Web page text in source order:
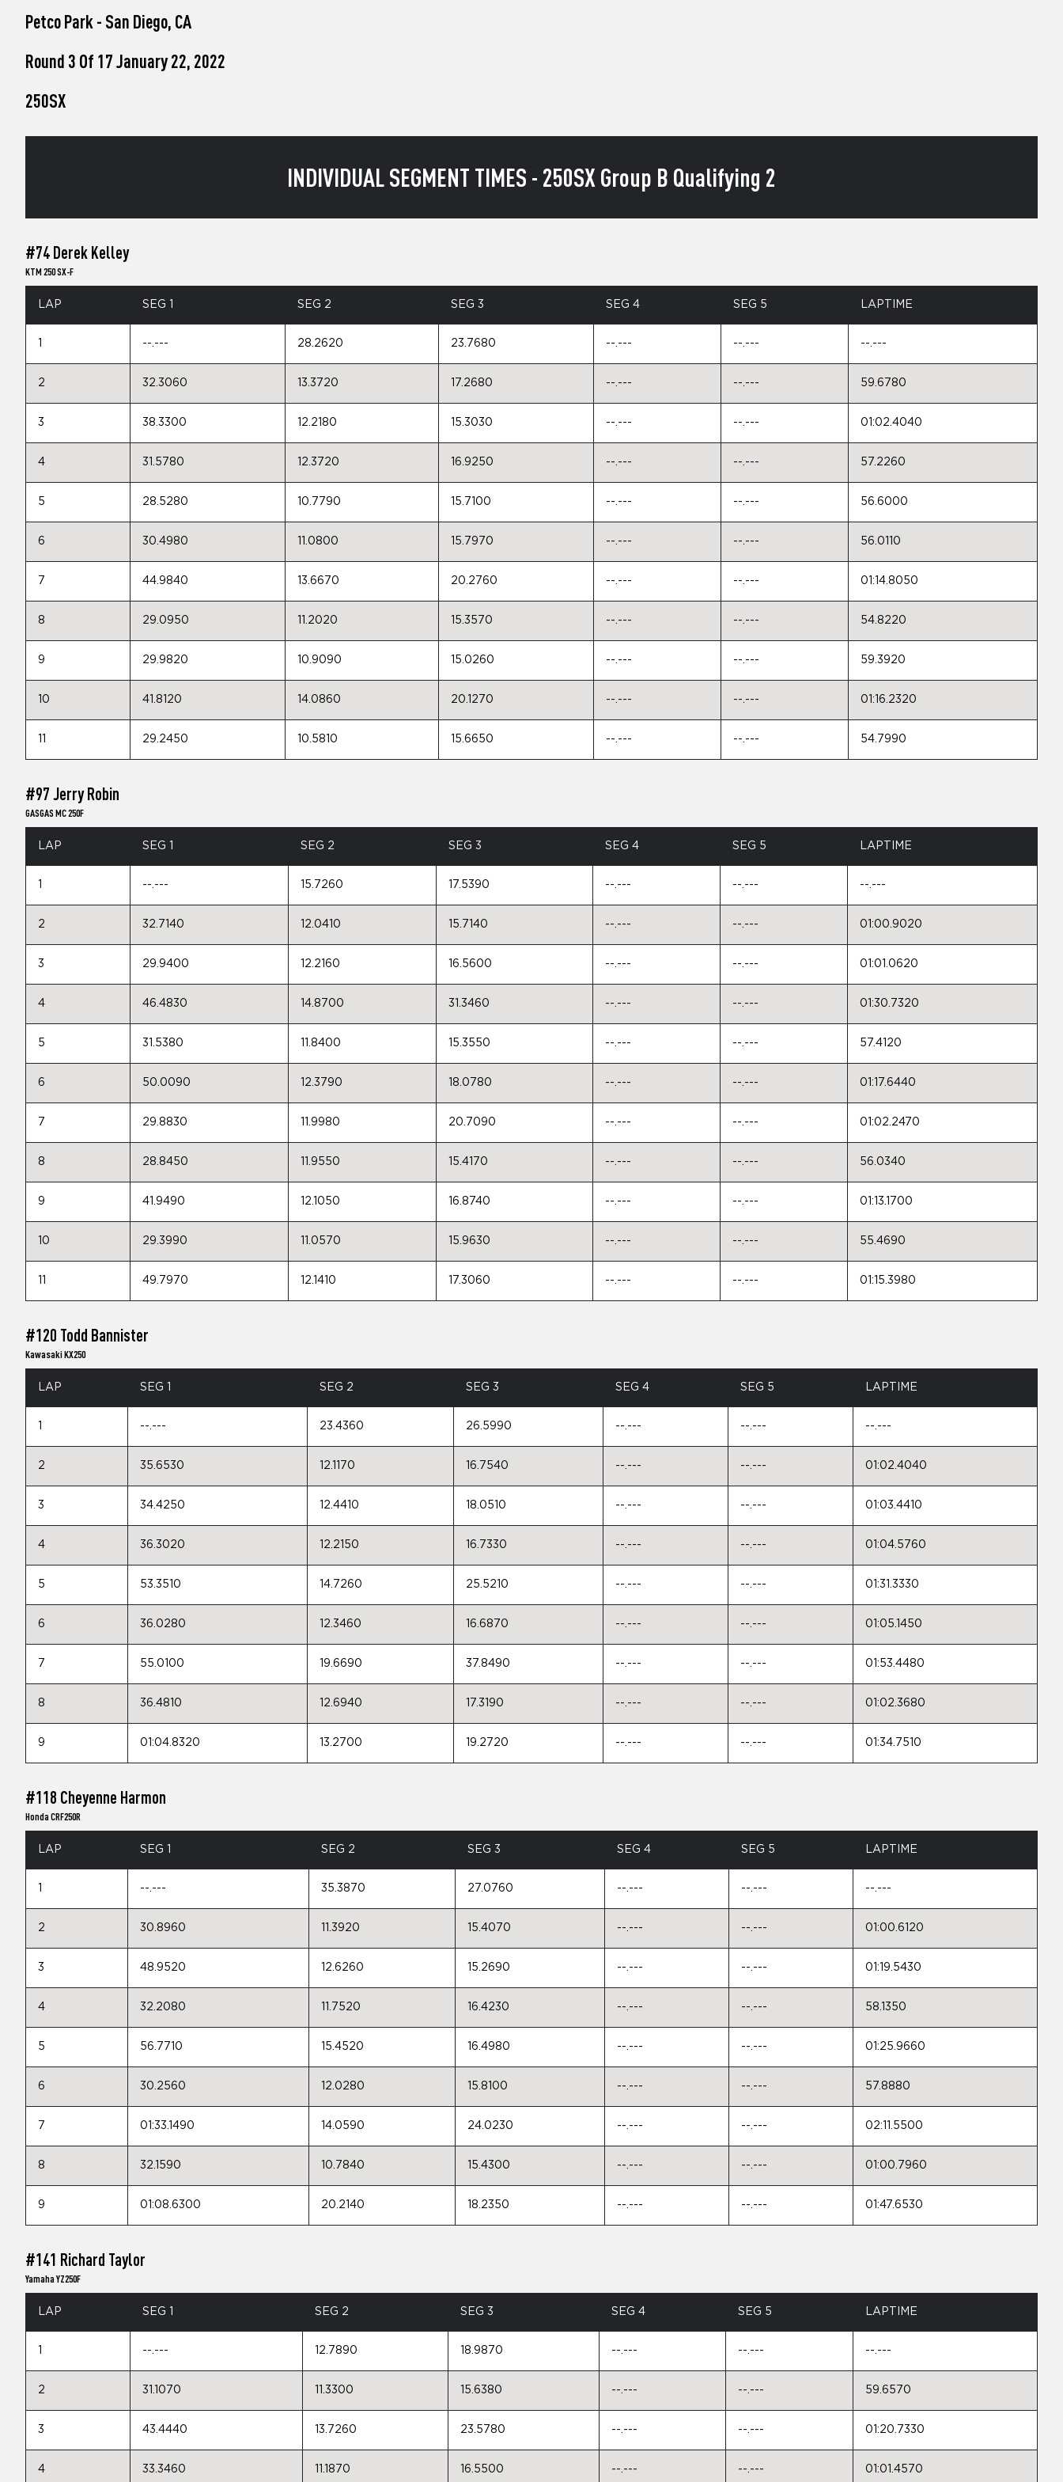
screen
Press
Petco Park - San Diego, CA
Round 3 Of 17 January 22, 2022
250SX
INDIVIDUAL SEGMENT TIMES - 250SX Group B Qualifying 2
#74 Derek Kelley
KTM 250 SX-F
LAP SEG 1 SEG 2 SEG 3 SEG 4 SEG 5 LAPTIME
--.--- 28.2620 23.7680 --.--- --.--- --.---
2 32.3060 13.3720 17.2680 --.--- --.--- 59.6780
3 38.3300 12.2180 15.3030 --.--- --.--- 01:02.4040
4 31.5780 12.3720 16.9250 --.--- --.--- 57.2260
5 28.5280 10.7790 15.7100 --.--- --.--- 56.6000
6 30.4980 11.0800 15.7970 --.--- --.--- 56.0110
7 44.9840 13.6670 20.2760 --.--- --.--- 01:14.8050
8 29.0950 11.2020 15.3570 --.--- --.--- 54.8220
9 29.9820 10.9090 15.0260 --.--- --.--- 59.3920
10 41.8120 14.0860 20.1270 --.--- --.--- 01:16.2320
29.2450 10.5810 15.6650 --.--- --.--- 54.7990
#97 Jerry Robin
GASGAS MC 250F
LAP SEG 1 SEG 2 SEG 3 SEG 4 SEG 5 LAPTIME
--.--- 15.7260 17.5390 --.--- --.--- --.---
2 32.7140 12.0410 15.7140 --.--- --.--- 01:00.9020
3 29.9400 12.2160 16.5600 --.--- --.--- 01:01.0620
4 46.4830 14.8700 31.3460 --.--- --.--- 01:30.7320
5 31.5380 11.8400 15.3550 --.--- --.--- 57.4120
6 50.0090 12.3790 18.0780 --.--- --.--- 01:17.6440
7 29.8830 11.9980 20.7090 --.--- --.--- 01:02.2470
8 28.8450 11.9550 15.4170 --.--- --.--- 56.0340
9 41.9490 12.1050 16.8740 --.--- --.--- 01:13.1700
10 29.3990 11.0570 15.9630 --.--- --.--- 55.4690
49.7970 12.1410 17.3060 --.--- --.--- 01:15.3980
#120 Todd Bannister
Kawasaki KX250
LAP SEG 1 SEG 2 SEG 3 SEG 4 SEG 5 LAPTIME
--.--- 23.4360 26.5990 --.--- --.--- --.---
2 35.6530 12.1170 16.7540 --.--- --.--- 01:02.4040
3 34.4250 12.4410 18.0510 --.--- --.--- 01:03.4410
4 36.3020 12.2150 16.7330 --.--- --.--- 01:04.5760
5 53.3510 14.7260 25.5210 --.--- --.--- 01:31.3330
6 36.0280 12.3460 16.6870 --.--- --.--- 01:05.1450
7 55.0100 19.6690 37.8490 --.--- --.--- 01:53.4480
8 36.4810 12.6940 17.3190 --.--- --.--- 01:02.3680
9 01:04.8320 13.2700 19.2720 --.--- --.--- 01:34.7510
#118 Cheyenne Harmon
Honda CRF250R
LAP SEG 1 SEG 2 SEG 3 SEG 4 SEG 5 LAPTIME
--.--- 35.3870 27.0760 --.--- --.--- --.---
2 30.8960 11.3920 15.4070 --.--- --.--- 01:00.6120
3 48.9520 12.6260 15.2690 --.--- --.--- 01:19.5430
4 32.2080 11.7520 16.4230 --.--- --.--- 58.1350
5 56.7710 15.4520 16.4980 --.--- --.--- 01:25.9660
6 30.2560 12.0280 15.8100 --.--- --.--- 57.8880
7 01:33.1490 14.0590 24.0230 --.--- --.--- 02:11.5500
8 32.1590 10.7840 15.4300 --.--- --.--- 01:00.7960
9 01:08.6300 20.2140 18.2350 --.--- --.--- 01:47.6530
#141 Richard Taylor
Yamaha YZ250F
LAP SEG 1 SEG 2 SEG 3 SEG 4 SEG 5 LAPTIME
--.--- 12.7890 18.9870 --.--- --.--- --.---
2 31.1070 11.3300 15.6380 --.--- --.--- 59.6570
3 43.4440 13.7260 23.5780 --.--- --.--- 01:20.7330
4 33.3460 11.1870 16.5500 --.--- --.--- 01:01.4570